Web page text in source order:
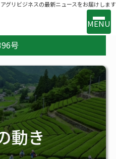
アグリビジネスの最新ニュースをお届けします
MENU
内 お問い合わせ
購読のお申込み
動き メーカー・流通の動き
号